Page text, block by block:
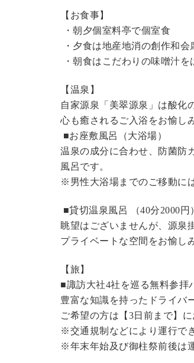
【お食事】
・朝夕個室料亭で個室食
・夕食は地産地消の創作和
・朝食はこだわりの味噌汁を
【温泉】
自家源泉「美翠源泉」は酸化
心も癒されるご入浴をお愉し
■お座敷風呂（大浴場）
温泉の成分に合わせ、防菌防
風呂です。
※男性大浴場までのご移動に
■貸切温泉風呂 （40分2000円）
眺望はございませんが、源泉
プライベートな空間をお愉し
【旅】
■諏訪大社4社を巡る無料参拝
豊富な知識を持ったドライバ
ご希望の方は【3日前まで】に
※交通規制などにより運行で
※年末年始及び御柱祭前後は